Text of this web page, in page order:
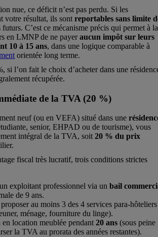
nue, ce déficit n’est pas perdu. Si les
votre résultat, ils sontreportables sans limite
C’est ce mécanisme précis qui permet à la
en LMNP de ne payeraucun impôt sur leurs
10 à 15 ans, dans une logique comparable à
orientée long terme.
si l’on fait le choix d’acheter dans une
récupérée.
de la TVA (20 %)
neuf (ou en VEFA) situé dans une
senior, EHPAD ou de tourisme), vous
intégral de la TVA, soit20 % du prix
fiscal très lucratif, trois conditions strictes
exploitant professionnel via unbail
de 9 ans.
au moins 3 des 4 services para-hôteliers
ménage, fourniture du linge).
en location meublée pendant20 ans (sous peine
la TVA au prorata des années restantes).